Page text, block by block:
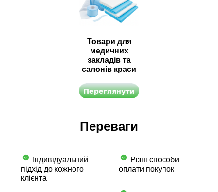
Товари для
медичних
закладів та
салонів краси
Переваги
Індивідуальний
підхід до кожного
клієнта
Різні способи
оплати покупок